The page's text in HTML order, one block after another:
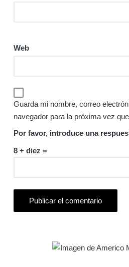
Web
Guarda mi nombre, correo
navegador para la próxima vez
Por favor, introduce una
8 + diez =